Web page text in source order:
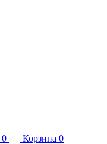
0 Корзина 0